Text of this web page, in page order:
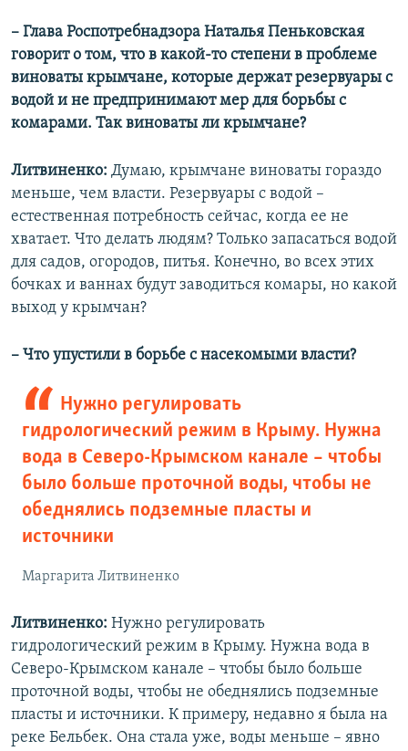
– Глава Роспотребнадзора Наталья Пеньковская
говорит о том, что в какой-то степени в проблеме
виноваты крымчане, которые держат резервуары с
водой и не предпринимают мер для борьбы с
комарами. Так виноваты ли крымчане?
Литвиненко: Думаю, крымчане виноваты гораздо
меньше, чем власти. Резервуары с водой –
естественная потребность сейчас, когда ее не
хватает. Что делать людям? Только запасаться водой
для садов, огородов, питья. Конечно, во всех этих
бочках и ваннах будут заводиться комары, но какой
выход у крымчан?
– Что упустили в борьбе с насекомыми власти?
Нужно регулировать
гидрологический режим в Крыму. Нужна
вода в Северо-Крымском канале – чтобы
было больше проточной воды, чтобы не
обеднялись подземные пласты и
источники
Маргарита Литвиненко
Литвиненко: Нужно регулировать
гидрологический режим в Крыму. Нужна вода в
Северо-Крымском канале – чтобы было больше
проточной воды, чтобы не обеднялись подземные
пласты и источники. К примеру, недавно я была на
реке Бельбек. Она стала уже, воды меньше – явно